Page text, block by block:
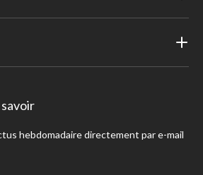
hebdomadaire directement par e-mail